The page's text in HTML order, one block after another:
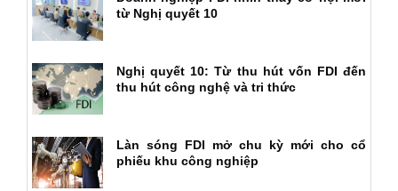
từ Nghị quyết 10
Nghị quyết 10: Từ thu hút vốn FDI đến
thu hút công nghệ và tri thức
Làn sóng FDI mở chu kỳ mới cho cổ
phiếu khu công nghiệp